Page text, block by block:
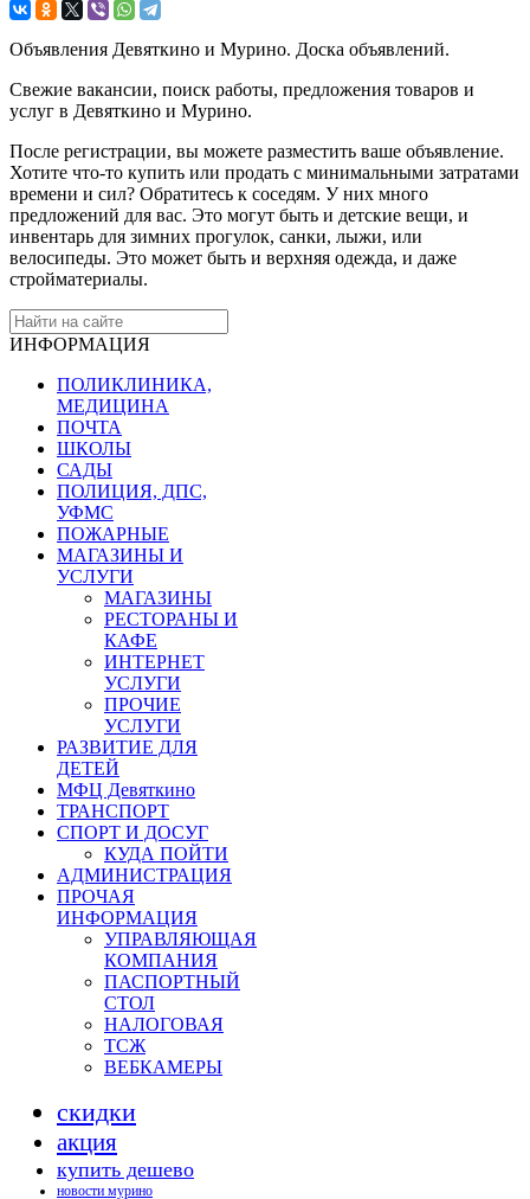
Объявления Девяткино и Мурино. Доска объявлений.
Свежие вакансии, поиск работы, предложения товаров и
услуг в Девяткино и Мурино.
После регистрации, вы можете разместить ваше объявление.
Хотите что-то купить или продать с минимальными затратами
времени и сил? Обратитесь к соседям. У них много
предложений для вас. Это могут быть и детские вещи, и
инвентарь для зимних прогулок, санки, лыжи, или
велосипеды. Это может быть и верхняя одежда, и даже
стройматериалы.
ИНФОРМАЦИЯ
ПОЛИКЛИНИКА,
МЕДИЦИНА
ПОЧТА
ШКОЛЫ
САДЫ
ПОЛИЦИЯ, ДПС,
УФМС
ПОЖАРНЫЕ
МАГАЗИНЫ И
УСЛУГИ
МАГАЗИНЫ
РЕСТОРАНЫ И
КАФЕ
ИНТЕРНЕТ
УСЛУГИ
ПРОЧИЕ
УСЛУГИ
РАЗВИТИЕ ДЛЯ
ДЕТЕЙ
МФЦ Девяткино
ТРАНСПОРТ
СПОРТ И ДОСУГ
КУДА ПОЙТИ
АДМИНИСТРАЦИЯ
ПРОЧАЯ
ИНФОРМАЦИЯ
УПРАВЛЯЮЩАЯ
КОМПАНИЯ
ПАСПОРТНЫЙ
СТОЛ
НАЛОГОВАЯ
ТСЖ
ВЕБКАМЕРЫ
скидки
акция
купить дешево
новости мурино